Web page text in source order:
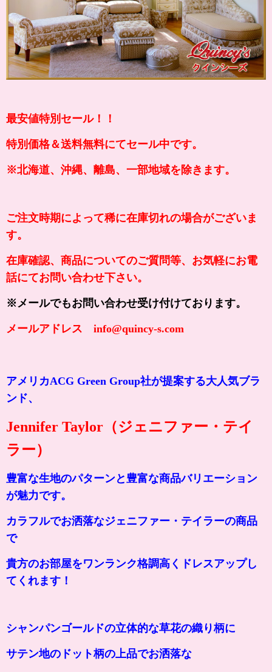
最安値特別セール！！
特別価格＆送料無料にてセール中です。
※北海道、沖縄、離島、一部地域を除きます。
ご注文時期によって稀に在庫切れの場合がございま
す。
在庫確認、商品についてのご質問等、お気軽にお電
話にてお問い合わせ下さい。
※メールでもお問い合わせ受け付けております。
メールアドレス info@quincy-s.com
アメリカACG Green Group社が提案する大人気ブラ
ンド、
Jennifer Taylor（ジェニファー・テイ
ラー）
豊富な生地のパターンと豊富な商品バリエーション
が魅力です。
カラフルでお洒落なジェニファー・テイラーの商品
で
貴方のお部屋をワンランク格調高くドレスアップし
てくれます！
シャンパンゴールドの立体的な草花の織り柄に
サテン地のドット柄の上品でお洒落な